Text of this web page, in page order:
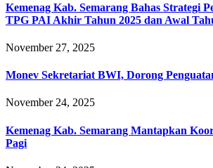
Kemenag Kab. Semarang Bahas Strategi
TPG PAI Akhir Tahun 2025 dan Awal
November 27, 2025
Monev Sekretariat BWI, Dorong
November 24, 2025
Kemenag Kab. Semarang Mantapkan
Pagi